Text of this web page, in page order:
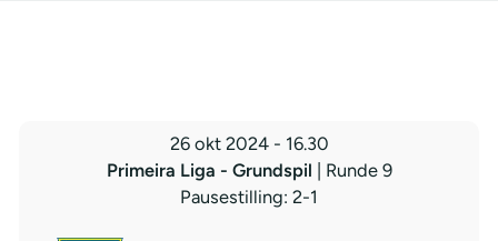
26 okt 2024 - 16.30
Primeira Liga - Grundspil
| Runde 9
Pausestilling: 2-1